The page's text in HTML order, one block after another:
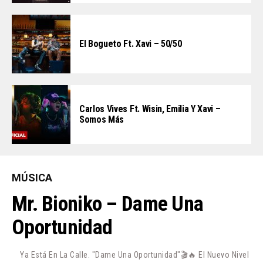
El Bogueto Ft. Xavi – 50/50
Carlos Vives Ft. Wisin, Emilia Y Xavi –
Somos Más
MÚSICA
Mr. Bioniko – Dame Una
Oportunidad
Ya Está En La Calle. "Dame Una Oportunidad"🎬🔥 El Nuevo Nivel